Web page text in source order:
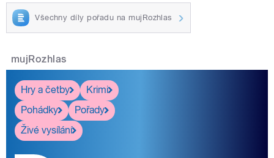
Všechny díly pořadu na mujRozhlas
mujRozhlas
Hry a četby
Krimi
Pohádky
Pořady
Živé vysílání